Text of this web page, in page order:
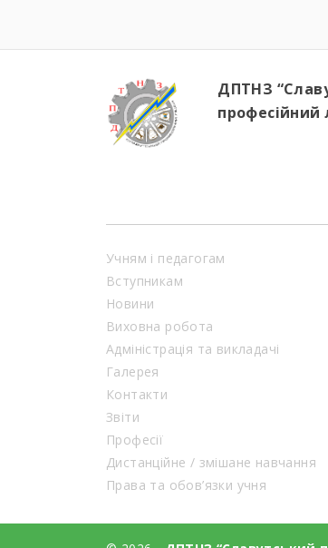
ДПТНЗ
професійний
Учням і педагогам
Вступникам
Новини
Виховна робота
Адміністрація та викладачі
Галерея
Контакти
Звіти
Професії
Дистанційне / змішане навчання
Права та обов’язки учня